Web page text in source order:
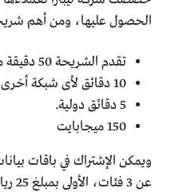
الحصول عليها، ومن أهم
تقدم الشريحة 50 دقيقة مجانياً لأى خط ليبارا.
10 دقائق لأى شبكة أخرى داخل المملكة.
5 دقائق دولية.
150 ميجابايت
ويمكن الإشتراك في باقات